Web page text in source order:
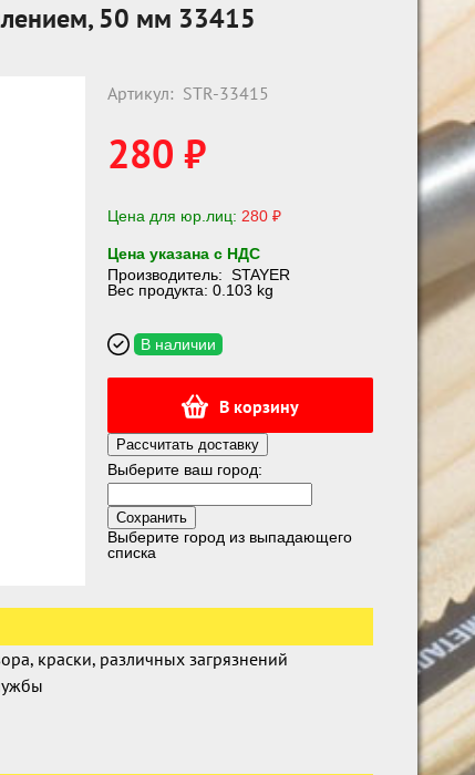
50 мм 33415
Артикул: STR-33415
280 ₽
Цена для юр.лиц: 280 ₽
Цена указана с НДС
Производитель: STAYER
Вес продукта: 0.103 kg
В наличии
В корзину
Рассчитать доставку
Выберите ваш город:
Выберите город из выпадающего
списка
краски, различных загрязнений